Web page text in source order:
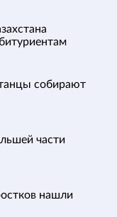
собирают
части
нашли